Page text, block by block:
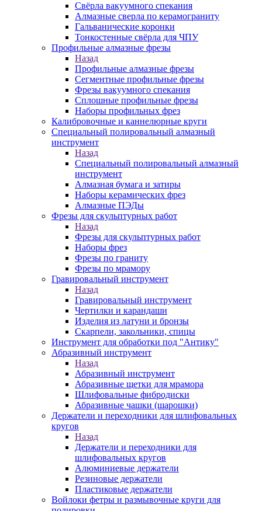
Свёрла вакуумного спекания
Алмазные сверла по керамограниту
Гальванические коронки
Тонкостенные свёрла для ЧПУ
Профильные алмазные фрезы
Назад
Профильные алмазные фрезы
Сегментные профильные фрезы
Фрезы вакуумного спекания
Сплошные профильные фрезы
Наборы профильных фрез
Калибровочные и каннелюрные круги
Специальный полировальный алмазный
инструмент
Назад
Специальный полировальный алмазный
инструмент
Алмазная бумага и затиры
Наборы керамических фрез
Алмазные ПЭДы
Фрезы для скульптурных работ
Назад
Фрезы для скульптурных работ
Наборы фрез
Фрезы по граниту
Фрезы по мрамору
Гравировальный инструмент
Назад
Гравировальный инструмент
Чертилки и карандаши
Изделия из латуни и бронзы
Скарпели, закольники, спицы
Инструмент для обработки под "Антику"
Абразивный инструмент
Назад
Абразивный инструмент
Абразивные щетки для мрамора
Шлифовальные фибродиски
Абразивные чашки (шарошки)
Держатели и переходники для шлифовальных
кругов
Назад
Держатели и переходники для
шлифовальных кругов
Алюминиевые держатели
Резиновые держатели
Пластиковые держатели
Войлоки фетры и размывочные круги для